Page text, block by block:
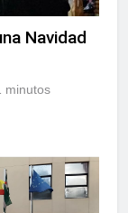
Navidad
minutos